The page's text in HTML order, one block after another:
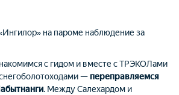
на пароме наблюдение за
с гидом и вместе с ТРЭКОЛами
—переправляемся
. Между Салехардом и